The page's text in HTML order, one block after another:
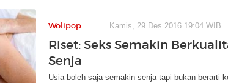
Wolipop Kamis, 29 Des 2016 19:04 WIB
Riset: Seks Semakin
Senja
Usia boleh saja semakin senja tapi bukan berarti